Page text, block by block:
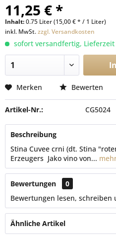
11,25 € *
Inhalt:0.75 Liter (15,00 € * / 1 Liter)
inkl. MwSt.zzgl. Versandkosten
sofort versandfertig, Lieferzeit
Merken Bewerten
Artikel-Nr.: CG5024
Beschreibung
Stina Cuvee crni (dt. Stina
Erzeugers Jako vino von...
Bewertungen
0
Bewertungen lesen, schreiben
Ähnliche Artikel